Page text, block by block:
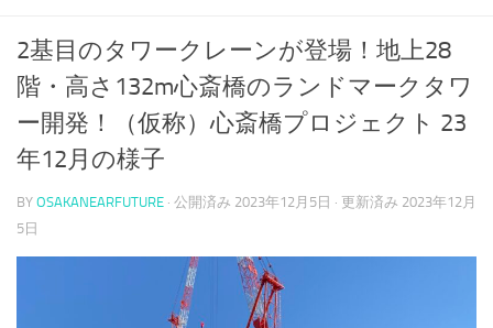
2基目のタワークレーンが登場！地上28
階・高さ132m心斎橋のランドマークタワ
ー開発！（仮称）心斎橋プロジェクト 23
年12月の様子
BY OSAKANEARFUTURE · 公開済み 2023年12月5日 · 更新済み 2023年12月
5日